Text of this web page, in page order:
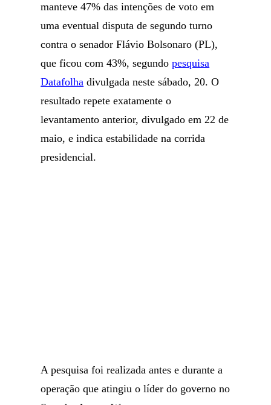
manteve 47% das intenções de voto em
uma eventual disputa de segundo turno
contra o senador Flávio Bolsonaro (PL),
que ficou com 43%, segundopesquisa
Datafolha divulgada neste sábado, 20. O
resultado repete exatamente o
levantamento anterior, divulgado em 22 de
maio, e indica estabilidade na corrida
presidencial.
A pesquisa foi realizada antes e durante a
operação que atingiu o líder do governo no